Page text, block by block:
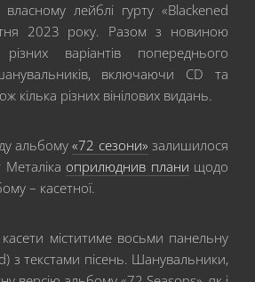
лейблі гурту «Blackened
2023 року. Разом з новиною
варіантів попереднього
включаючи CD та
кілька різних вінілових видань.
альбому«72 сезони» залишилося
оприлюднив плани щодо
– касетної.
касети міститиме восьми панельну
з текстами пісень. Шанувальники,